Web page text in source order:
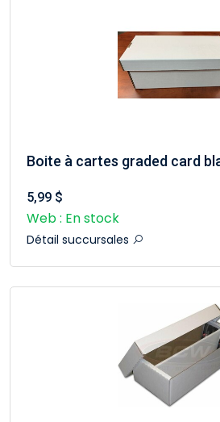
Boite à cartes graded card
5,99 $
Web : En stock
Détail succursales